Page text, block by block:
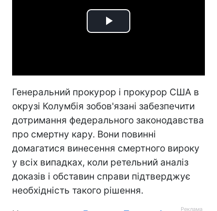
Play
Генеральний прокурор і прокурор США в
окрузі Колумбія зобов'язані забезпечити
дотримання федерального законодавства
про смертну кару. Вони повинні
домагатися винесення смертного вироку
у всіх випадках, коли ретельний аналіз
доказів і обставин справи підтверджує
необхідність такого рішення.